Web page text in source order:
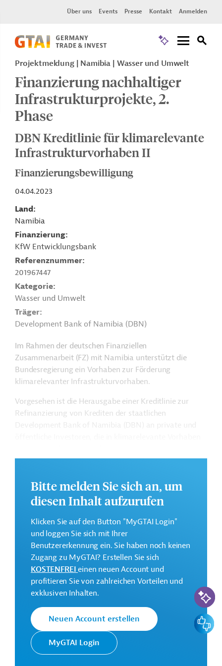
Über uns Events Presse Kontakt Anmelden
Projektmeldung Namibia Wasser und Umwelt
Finanzierung nachhaltiger
Infrastrukturprojekte, 2.
Phase
DBN Kreditlinie für klimarelevante
Infrastrukturvorhaben II
Finanzierungsbewilligung
04.04.2023
Land
Namibia
Finanzierung
KfW Entwicklungsbank
Referenznummer
201967447
Kategorie
Wasser und Umwelt
Träger
Development Bank of Namibia (DBN)
Im Rahmen der deutschen Finanziellen
Zusammenarbeit (FZ) mit Namibia unterstützt die
Bundesregierung ein Vorhaben zur Förderung
klimarelevanter Infrastrukturvorhaben.
Vorgesehen ist die Herausgabe einer Kreditlinie zur
Refinanzierung von Krediten der staatlichen
Transport in Namibia investieren.
Kontaktadressen
KfW
Die KfW Entwicklungsbank setzt
die Finanzielle Zusammenarbeit
(FZ) Deutschlands im Auftrag der
Bundesregierung um. Ziele der
Bank sind die
Mittelstandsförderung, die
Unterstützung deutscher Firmen
bei ihrem Exportgeschäft und die
Finanzierung von Klima- und
Umweltschutzprojekten sowie
die Förderung einer nachhaltigen
Bitte melden Sie sich an, um
diesen Inhalt aufzurufen
Klicken Sie auf den Button "MyGTAI Login"
und loggen Sie sich mit Ihrer
Benutzererkennung ein. Sie haben noch keinen
Zugang zu MyGTAI? Erstellen Sie sich
KOSTENFREIeinen neuen Account und
profitieren Sie von zahlreichen Vorteilen und
exklusiven Inhalten.
Neuen Account erstellen
MyGTAI Login
KI-